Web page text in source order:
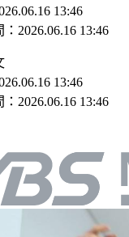
13:46
13:46